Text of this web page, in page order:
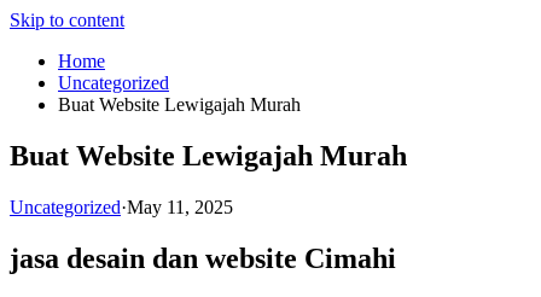
Skip to content
Home
Uncategorized
Buat Website Lewigajah Murah
Buat Website Lewigajah Murah
Uncategorized·May 11, 2025
jasa desain dan website Cimahi